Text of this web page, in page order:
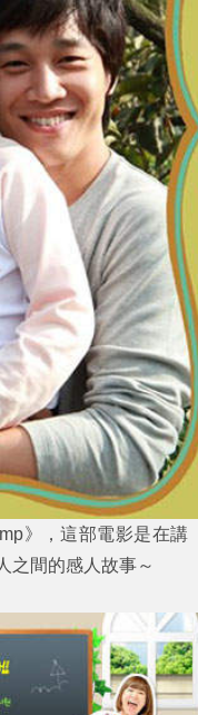
》，這部電影是在講
之間的感人故事～